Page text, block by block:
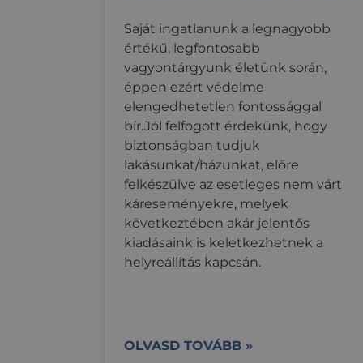
Saját ingatlanunk a legnagyobb
értékű, legfontosabb
vagyontárgyunk életünk során,
éppen ezért védelme
elengedhetetlen fontossággal
bír.Jól felfogott érdekünk, hogy
biztonságban tudjuk
lakásunkat/házunkat, előre
felkészülve az esetleges nem várt
káreseményekre, melyek
következtében akár jelentős
kiadásaink is keletkezhetnek a
helyreállítás kapcsán.
OLVASD TOVÁBB »
_gat_UA-11111-1
_hjSession_3337554
_fbp
optiMonkClientId
optiMonkClient